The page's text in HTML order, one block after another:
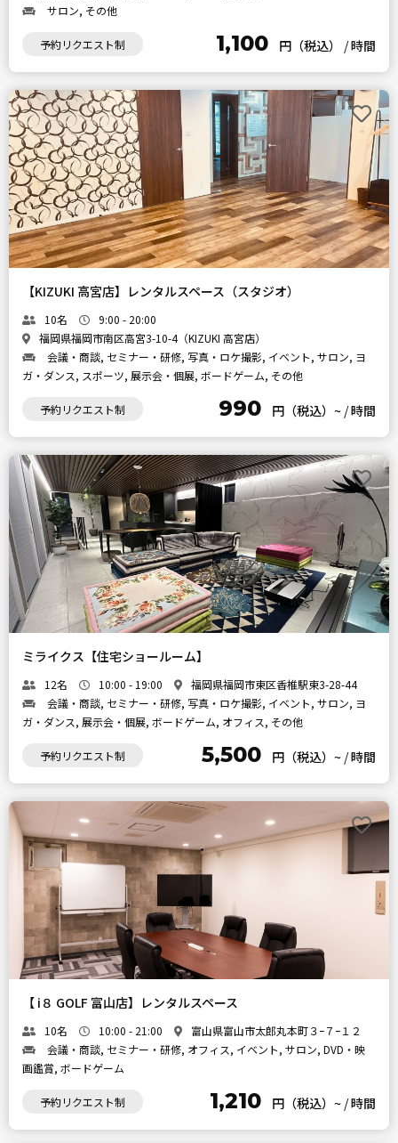
サロン, その他
予約リクエスト制 1,100 円（税込） /時間
【KIZUKI 高宮店】レンタルスペース（スタジオ）
10名
9:00 - 20:00
福岡県福岡市南区高宮3-10-4（KIZUKI 高宮店）
会議・商談, セミナー・研修, 写真・ロケ撮影, イベント, サロン, ヨ
ガ・ダンス, スポーツ, 展示会・個展, ボードゲーム, その他
予約リクエスト制 990 円（税込）~ /時間
ミライクス【住宅ショールーム】
12名 10:00 - 19:00
福岡県福岡市東区香椎駅東3-28-44
会議・商談, セミナー・研修, 写真・ロケ撮影, イベント, サロン, ヨ
ガ・ダンス, 展示会・個展, ボードゲーム, オフィス, その他
予約リクエスト制 5,500 円（税込）~ /時間
【 i８ GOLF 富山店】レンタルスペース
10名 10:00 - 21:00
富山県富山市太郎丸本町３ｰ７ｰ１２
会議・商談, セミナー・研修, オフィス, イベント, サロン, DVD・映
画鑑賞, ボードゲーム
予約リクエスト制 1,210 円（税込）~ /時間